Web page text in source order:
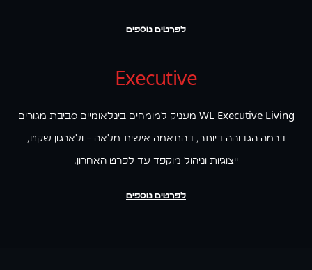
לפרטים נוספים
Executive
WL Executive Living מעניק למומחים בינלאומיים סביבת מגורים
ברמה הגבוהה ביותר, בהתאמה אישית מלאה - ולארגון שקט,
ייצוגיות וניהול מוקפד עד לפרט האחרון.
לפרטים נוספים